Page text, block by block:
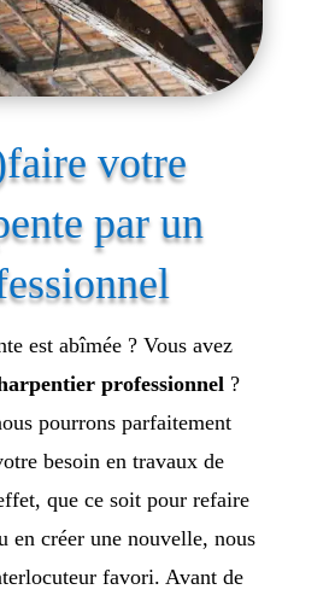
votre
par un
est abîmée ? Vous avez
professionnel ?
pourrons parfaitement
besoin en travaux de
que ce soit pour refaire
en créer une nouvelle, nous
favori. Avant de